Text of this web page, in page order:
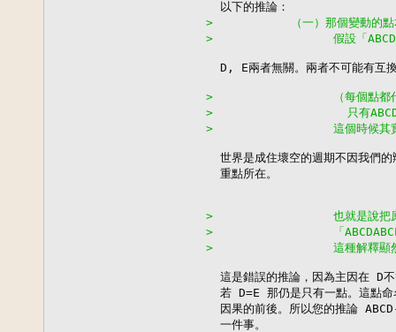
>           （一）那個變動的點本
>                 假設「ABCD」的
D, E兩者無關。兩者不可能有互
>                 （每個點都代表一
>                   只有ABCD四個
>                 這個時候其實充其
世界是成住壞空的週期不因我們
  重點所在。
>                 也就是說把原本「
>                 「ABCDABCE-
>                 這種解釋顯然跟「
這是錯誤的推論，因為主因在 D
若 D=E 那仍是只有一點。這點
因果的前後。所以您的推論
  一件事。